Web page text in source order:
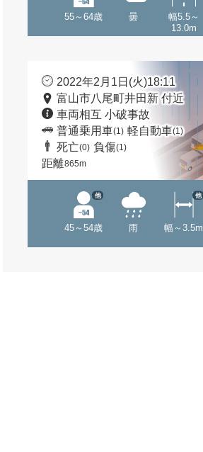
55～64歳 曇
幅5.5～
13.0m
2022年2月1日(火)18:11
富山市八尾町井田新 付近
車両相互 小破事故
普通乗用車(1) 軽自動車(1)
死亡(0) 負傷(1)
距離865m
45～54歳
他
雨 幅～3.5m
他